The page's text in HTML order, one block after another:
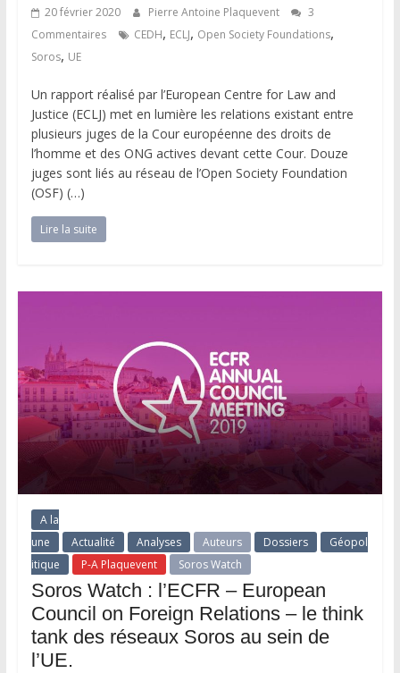
20 février 2020 Pierre Antoine Plaquevent
3
Commentaires
CEDH, ECLJ, Open Society Foundations,
Soros, UE
Un rapport réalisé par l’European Centre for Law and
Justice (ECLJ) met en lumière les relations existant entre
plusieurs juges de la Cour européenne des droits de
l’homme et des ONG actives devant cette Cour. Douze
juges sont liés au réseau de l’Open Society Foundation
(OSF) (…)
Lire la suite
A la
une
Actualité Analyses Auteurs Dossiers
Géopol
itique
P-A Plaquevent Soros Watch
Soros Watch : l’ECFR – European
Council on Foreign Relations – le think
tank des réseaux Soros au sein de
l’UE.